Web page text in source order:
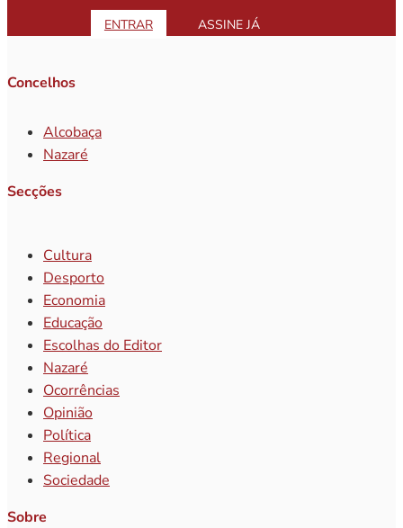
ENTRAR ASSINE JÁ
Concelhos
Alcobaça
Nazaré
Secções
Cultura
Desporto
Economia
Educação
Escolhas do Editor
Nazaré
Ocorrências
Opinião
Política
Regional
Sociedade
Sobre